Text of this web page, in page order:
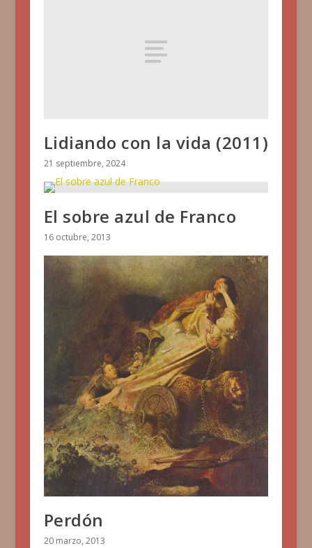
Lidiando con la vida (2011)
21 septiembre, 2024
El sobre azul de Franco
16 octubre, 2013
Perdón
20 marzo, 2013